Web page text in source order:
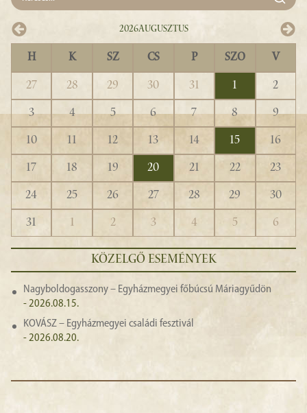
2026Augusztus
H K SZ CS P SZO V
27 28 29 30 31 1
2
3
4 5 6 7 8
9
10
11 12 13 14 15
16
17
18 19 20 21 22
23
24
25 26 27 28 29
30
31
1 2 3 4 5 6
KÖZELGŐ ESEMÉNYEK
Nagyboldogasszony – Egyházmegyei főbúcsú Máriagyűdön
- 2026.08.15.
KOVÁSZ – Egyházmegyei családi fesztivál
- 2026.08.20.